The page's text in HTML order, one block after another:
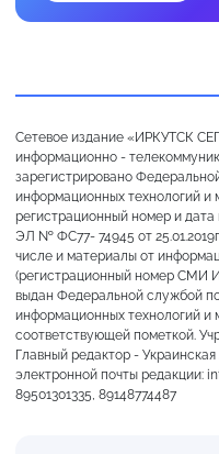
Сетевое издание «ИРКУТСК
информационно -
зарегистрировано
информационных технологий и
регистрационный номер и
ЭЛ № ФС77- 74945 от
числе и материалы от
(регистрационный номер СМИ
выдан Федеральной службой
информационных технологий и
соответствующей пометкой.
Главный редактор -
электронной почты редакции:
89501301335, 89148774487